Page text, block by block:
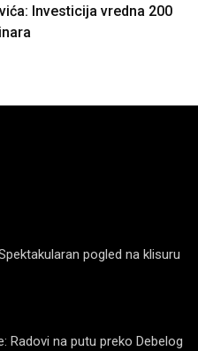
Investicija vredna 200
pogled na klisuru
Radovi na putu preko Debelog